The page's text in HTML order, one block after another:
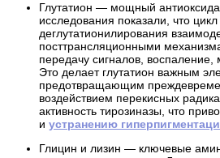
Глутатион — мощный
исследования показали, что
деглутатионилирования
посттрансляционными
передачу сигналов, воспаление,
Это делает глутатион важным
предотвращающим
воздействием перекисных
активность тирозиназы, что
и устранению
Глицин и лизин — ключевые